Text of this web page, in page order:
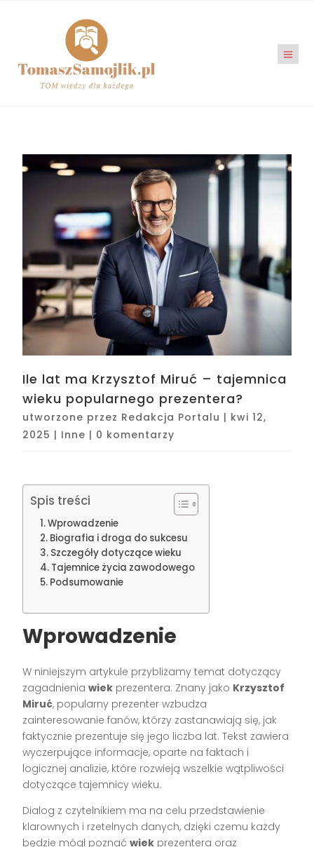
Ile lat ma Krzysztof Miruć – tajemnica
wieku popularnego prezentera?
utworzone przez Redakcja Portalu | kwi 12,
2025 | Inne | 0 komentarzy
Spis treści
Wprowadzenie
Biografia i droga do sukcesu
Szczegóły dotyczące wieku
Tajemnice życia zawodowego
Podsumowanie
Wprowadzenie
W niniejszym artykule przybliżamy temat dotyczący
zagadnieniawiek prezentera. Znany jako Krzysztof
Miruć, popularny prezenter wzbudza
zainteresowanie fanów, którzy zastanawiają się, jak
faktycznie prezentuje się jego liczba lat. Tekst zawiera
wyczerpujące informacje, oparte na faktach i
logicznej analizie, które rozwieją wszelkie wątpliwości
dotyczące tajemnicy wieku.
Dialog z czytelnikiem ma na celu przedstawienie
klarownych i rzetelnych danych, dzięki czemu każdy
będzie mógł poznaćwiek prezentera oraz